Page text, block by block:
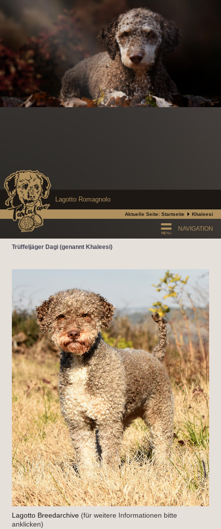
Lagotto Romagnolo
Aktuelle Seite: Startseite Khaleesi
NAVIGATION
Trüffeljäger Dagi (genannt Khaleesi)
Lagotto Breedarchive (für weitere Informationen bitte
anklicken)